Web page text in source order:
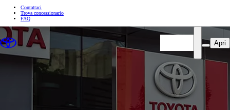
Contattaci
Trova concessionario
FAQ
Apri